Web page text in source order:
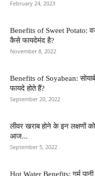
February 24, 2023
Benefits of Sweet Potato:
कैसे फायदेमंद है?
November 8, 2022
Benefits of Soyabean:
फायदे होते हैं?
September 20, 2022
लीवर खराब होने के इन लक्षणों
आज...
September 5, 2022
Hot Water Benefits: गर्म